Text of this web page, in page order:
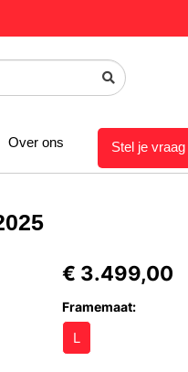
Over ons Stel je vraag
€ 3.499,00
Framemaat:
L